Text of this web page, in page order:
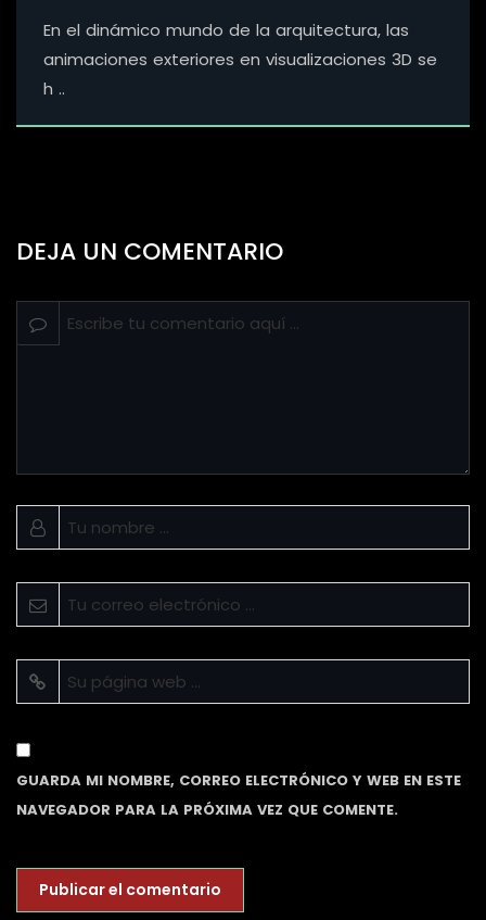
En el dinámico mundo de la arquitectura, las
animaciones exteriores en visualizaciones 3D se
h ..
DEJA UN COMENTARIO
GUARDA MI NOMBRE, CORREO ELECTRÓNICO Y WEB EN ESTE
NAVEGADOR PARA LA PRÓXIMA VEZ QUE COMENTE.